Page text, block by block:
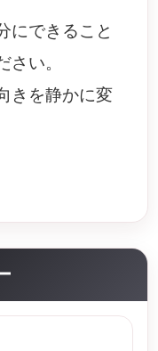
にできること
さい。
きを静かに変